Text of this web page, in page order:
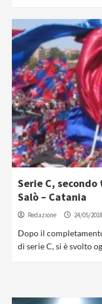
Serie C,
Salò – Catania
Redazione 24/05/
Dopo il
di serie C, si è svolto